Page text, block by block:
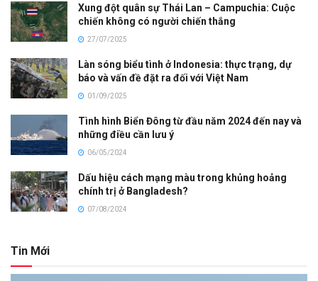
Xung đột quân sự Thái Lan – Campuchia: Cuộc
chiến không có người chiến thắng
27/07/2025
Làn sóng biểu tình ở Indonesia: thực trạng, dự
báo và vấn đề đặt ra đối với Việt Nam
01/09/2025
Tình hình Biển Đông từ đầu năm 2024 đến nay và
những điều cần lưu ý
06/05/2024
Dấu hiệu cách mạng màu trong khủng hoảng
chính trị ở Bangladesh?
07/08/2024
Tin Mới